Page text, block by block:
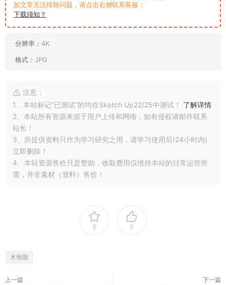
如文章无法排除问题，请点击右侧联系客服；
下载须知？
分辨率： 4K
格式： JPG
注意：
1、本站标记“已测试”的均在Sketch Up22/25中测试！ 了解详情
2、本站所有资源来源于用户上传和网络，如有侵权请邮件联系
站长！
3、所提供资料只作为学习研究之用，请学习使用后(24小时内)
立即删除！
4、本站资源售价只是赞助，收取费用仅维持本站的日常运营所
需，并非素材（资料）售价！
0 0
木饰面
上一篇 下一篇